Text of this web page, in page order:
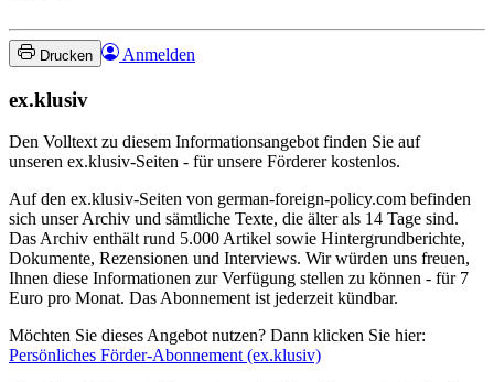
Drucken Anmelden
ex.klusiv
Den Volltext zu diesem Informationsangebot finden Sie auf
unseren ex.klusiv-Seiten - für unsere Förderer kostenlos.
Auf den ex.klusiv-Seiten von german-foreign-policy.com befinden
sich unser Archiv und sämtliche Texte, die älter als 14 Tage sind.
Das Archiv enthält rund 5.000 Artikel sowie Hintergrundberichte,
Dokumente, Rezensionen und Interviews. Wir würden uns freuen,
Ihnen diese Informationen zur Verfügung stellen zu können - für 7
Euro pro Monat. Das Abonnement ist jederzeit kündbar.
Möchten Sie dieses Angebot nutzen? Dann klicken Sie hier:
Persönliches Förder-Abonnement (ex.klusiv)